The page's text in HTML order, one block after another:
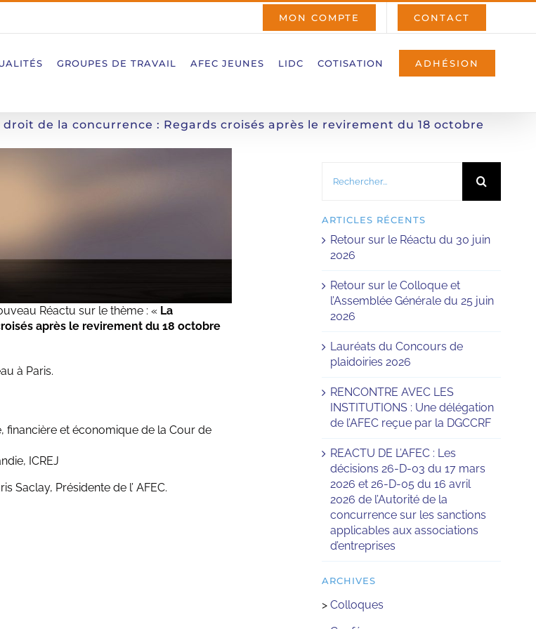
MON COMPTE CONTACT
GROUPES DE TRAVAIL AFEC JEUNES LIDC COTISATION ADHÉSION
droit de la concurrence : Regards croisés après le revirement du 18 octobre
Réactu sur le thème : « La
après le revirement du 18 octobre
à Paris.
financière et économique de la Cour de
ICREJ
Saclay, Présidente de l’ AFEC.
ARTICLES RÉCENTS
Retour sur le Réactu du 30 juin
2026
Retour sur le Colloque et
l’Assemblée Générale du 25 juin
2026
Lauréats du Concours de
plaidoiries 2026
RENCONTRE AVEC LES
INSTITUTIONS : Une délégation
de l’AFEC reçue par la DGCCRF
REACTU DE L’AFEC : Les
décisions 26-D-03 du 17 mars
2026 et 26-D-05 du 16 avril
2026 de l’Autorité de la
concurrence sur les sanctions
applicables aux associations
d’entreprises
ARCHIVES
> Colloques